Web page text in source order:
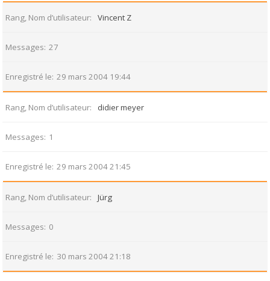
Rang, Nom d’utilisateur Vincent Z
Messages 27
Enregistré le 29 mars 2004 19:44
Rang, Nom d’utilisateur didier meyer
Messages 1
Enregistré le 29 mars 2004 21:45
Rang, Nom d’utilisateur Jürg
Messages 0
Enregistré le 30 mars 2004 21:18